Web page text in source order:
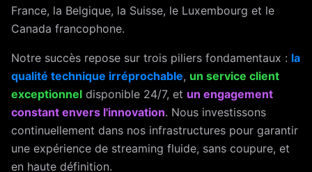
France, la Belgique, la Suisse, le Luxembourg et le
Canada francophone.
Notre succès repose sur trois piliers fondamentaux : la
qualité technique irréprochable, un service client
exceptionnel disponible 24/7, et un engagement
constant envers l'innovation. Nous investissons
continuellement dans nos infrastructures pour garantir
une expérience de streaming fluide, sans coupure, et
en haute définition.